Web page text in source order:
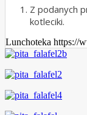
Z podanych
kotleciki.
Lunchoteka https://